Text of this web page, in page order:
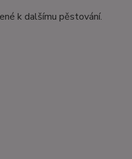
k dalšímu pěstování.